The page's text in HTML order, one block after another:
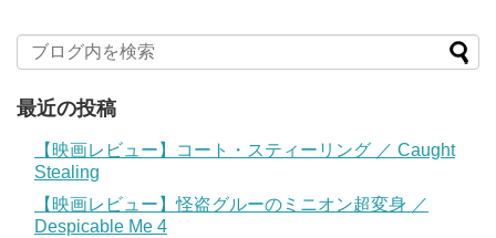
最近の投稿
【映画レビュー】コート・スティーリング ／ Caught
Stealing
【映画レビュー】怪盗グルーのミニオン超変身 ／
Despicable Me 4